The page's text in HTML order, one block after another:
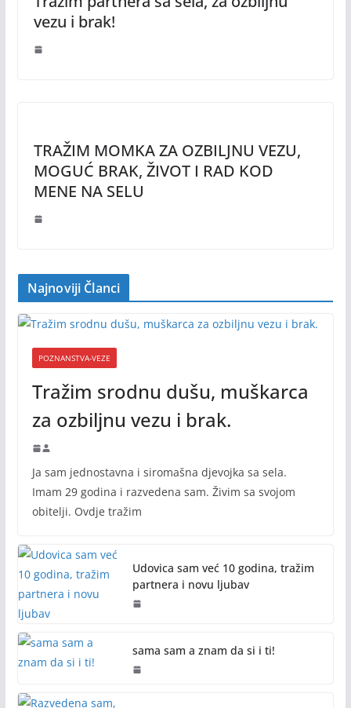
vezu i brak!
TRAŽIM MOMKA ZA OZBILJNU VEZU,
MOGUĆ BRAK, ŽIVOT I RAD KOD
MENE NA SELU
Najnoviji Članci
POZNANSTVA-VEZE
Tražim srodnu dušu, muškarca
za ozbiljnu vezu i brak.
Ja sam jednostavna i siromašna djevojka sa sela.
Imam 29 godina i razvedena sam. Živim sa svojom
obitelji. Ovdje tražim
Udovica sam već 10 godina, tražim
partnera i novu ljubav
sama sam a znam da si i ti!